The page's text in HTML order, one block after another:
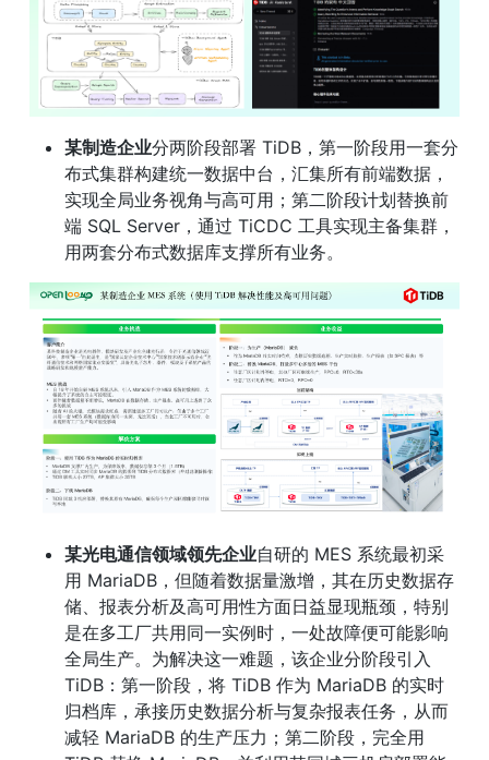
某制造企业分两阶段部署 TiDB，第一阶段用一套分
布式集群构建统一数据中台，汇集所有前端数据，
实现全局业务视角与高可用；第二阶段计划替换前
端 SQL Server，通过 TiCDC 工具实现主备集群，
用两套分布式数据库支撑所有业务。
某光电通信领域领先企业自研的 MES 系统最初采
用 MariaDB，但随着数据量激增，其在历史数据存
储、报表分析及高可用性方面日益显现瓶颈，特别
是在多工厂共用同一实例时，一处故障便可能影响
全局生产。为解决这一难题，该企业分阶段引入
TiDB：第一阶段，将 TiDB 作为 MariaDB 的实时
归档库，承接历史数据分析与复杂报表任务，从而
减轻 MariaDB 的生产压力；第二阶段，完全用